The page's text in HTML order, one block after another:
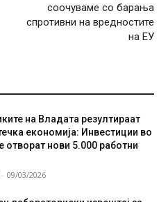
соочуваме со барања
спротивни на вредностите
на ЕУ
на Владата резултираат
економија: Инвестиции во
отворат нови 5.000 работни
- 09/03/2026